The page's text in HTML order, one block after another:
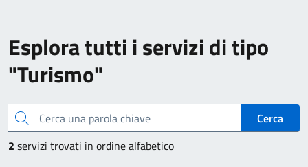
Esplora tutti i servizi di tipo
"Turismo"
Cerca una parola chiave
Cerca
2 servizi trovati in ordine alfabetico